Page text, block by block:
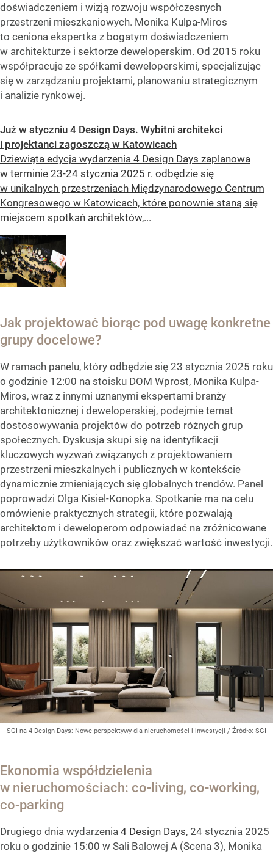
doświadczeniem i wizją rozwoju współczesnych
przestrzeni mieszkaniowych. Monika Kulpa-Miros
to ceniona ekspertka z bogatym doświadczeniem
w architekturze i sektorze deweloperskim. Od 2015 roku
współpracuje ze spółkami deweloperskimi, specjalizując
się w zarządzaniu projektami, planowaniu strategicznym
i analizie rynkowej.
Już w styczniu 4 Design Days. Wybitni architekci
i projektanci zagoszczą w Katowicach
Dziewiąta edycja wydarzenia 4 Design Days zaplanowa
w terminie 23-24 stycznia 2025 r. odbędzie się
w unikalnych przestrzeniach Międzynarodowego Centrum
Kongresowego w Katowicach, które ponownie staną się
miejscem spotkań architektów,...
Jak projektować biorąc pod uwagę konkretne
grupy docelowe?
W ramach panelu, który odbędzie się 23 stycznia 2025 roku
o godzinie 12:00 na stoisku DOM Wprost, Monika Kulpa-
Miros, wraz z innymi uznanymi ekspertami branży
architektonicznej i deweloperskiej, podejmie temat
dostosowywania projektów do potrzeb różnych grup
społecznych. Dyskusja skupi się na identyfikacji
kluczowych wyzwań związanych z projektowaniem
przestrzeni mieszkalnych i publicznych w kontekście
dynamicznie zmieniających się globalnych trendów. Panel
poprowadzi Olga Kisiel-Konopka. Spotkanie ma na celu
omówienie praktycznych strategii, które pozwalają
architektom i deweloperom odpowiadać na zróżnicowane
potrzeby użytkowników oraz zwiększać wartość inwestycji.
SGI na 4 Design Days: Nowe perspektywy dla nieruchomości i inwestycji / Źródło: SGI
Ekonomia współdzielenia
w nieruchomościach: co-living, co-working,
co-parking
Drugiego dnia wydarzenia 4 Design Days, 24 stycznia 2025
roku o godzinie 15:00 w Sali Balowej A (Scena 3), Monika